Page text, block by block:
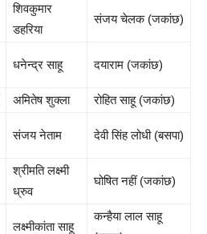
शिवकुमार
डहरिया
संजय चेलक (जकांछ)
धनेन्द्र साहू दयाराम (जकांछ)
अमितेष शुक्ला रोहित साहू (जकांछ)
संजय नेताम देवी सिंह लोधी (बसपा)
श्रीमति लक्ष्मी
ध्रुव
घोषित नहीं (जकांछ)
लक्ष्मीकांता साहू
कन्हैया लाल साहू